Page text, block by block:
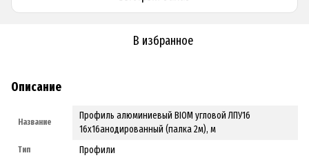
В избранное
Описание
Название
Профиль алюминиевый BIOM угловой ЛПУ16
16х16анодированный (палка 2м), м
Тип Профили